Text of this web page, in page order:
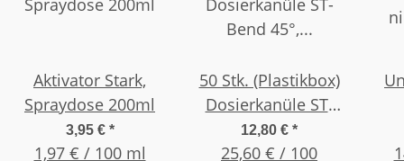
Aktivator Stark,
Spraydose 200ml
3,95 € *
1,97 € / 100 ml
50 Stk. (Plastikbox)
Dosierkanüle ST-
Bend 45°, Gr. 15G
1" (25,4mm) Ocker
12,80 € *
25,60 € / 100